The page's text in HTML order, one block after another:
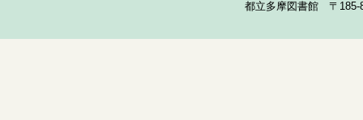
都立多摩図書館 〒185-